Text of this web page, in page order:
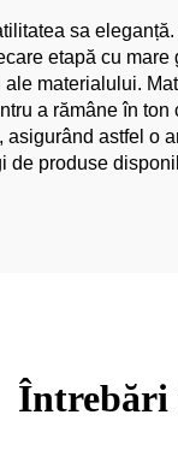
sa
etapă cu
materialului.
a rămâne în
astfel o
de produse
Întrebări